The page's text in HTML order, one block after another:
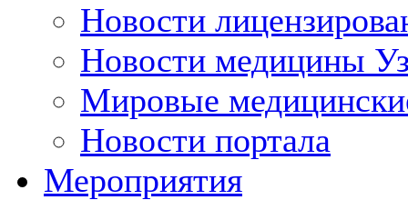
Новости
Новости медицины
Мировые
Новости портала
Мероприятия